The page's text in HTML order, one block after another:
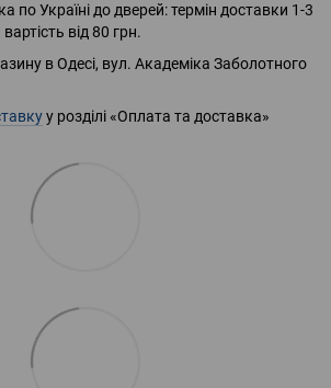
по Україні до дверей: термін доставки 1-3
від 80 грн.
в Одесі, вул. Академіка Заболотного
у розділі «Оплата та доставка»